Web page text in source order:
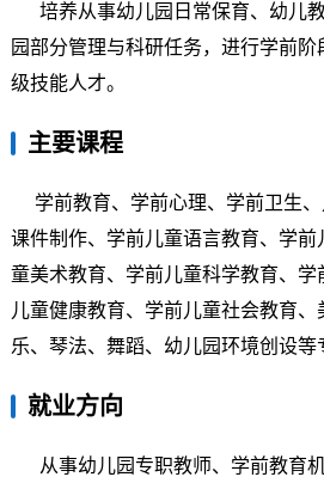
培养从事幼儿园日常保育、幼儿
园部分管理与科研任务，进行学前
级技能人才。
主要课程
学前教育、学前心理、学前卫生、
课件制作、学前儿童语言教育、学
童美术教育、学前儿童科学教育、
儿童健康教育、学前儿童社会教育
乐、琴法、舞蹈、幼儿园环境创设等
就业方向
从事幼儿园专职教师、学前教育